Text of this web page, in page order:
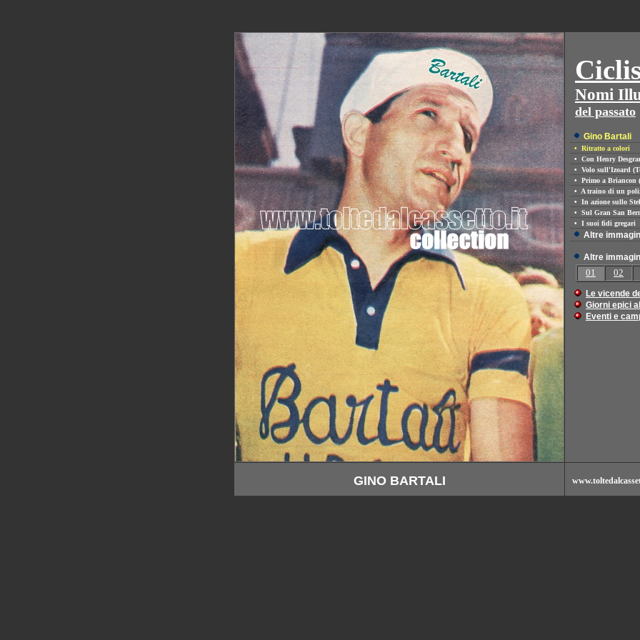
Nomi
del passato
Gino Bartali
• Ritratto a colori
• Con Henry
• Volo sull'Izoard
• Primo a Briancon
• A traino di un
• In azione sullo
• Sul Gran San
• I suoi fidi gregari
Altre
Altre
01 02
Le vicende
Giorni epici
Eventi e
GINO BARTALI